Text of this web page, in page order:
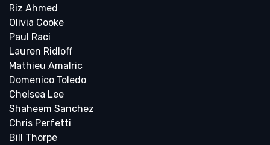
Riz Ahmed
Olivia Cooke
Paul Raci
Lauren Ridloff
Mathieu Amalric
Domenico Toledo
Chelsea Lee
Shaheem Sanchez
Chris Perfetti
Bill Thorpe